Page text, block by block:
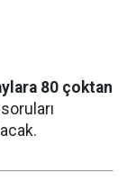
80 çoktan